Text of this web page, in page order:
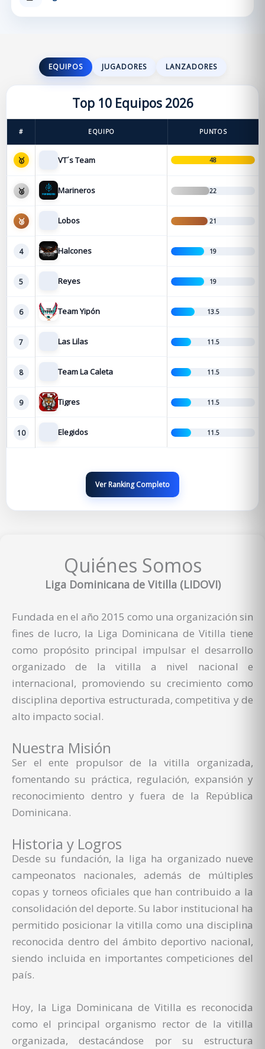
EQUIPOS JUGADORES LANZADORES
Top 10 Equipos 2026
# EQUIPO PUNTOS
🥇 VT´s Team 48
🥈 Marineros 22
🥉 Lobos 21
4 Halcones 19
5 Reyes 19
6 Team Yipón 13.5
7 Las Lilas 11.5
8 Team La Caleta 11.5
9 Tigres 11.5
10 Elegidos 11.5
Ver Ranking Completo
Quiénes Somos
Liga Dominicana de Vitilla (LIDOVI)
Fundada en el año 2015 como una organización sin
fines de lucro, la Liga Dominicana de Vitilla tiene
como propósito principal impulsar el desarrollo
organizado de la vitilla a nivel nacional e
internacional, promoviendo su crecimiento como
disciplina deportiva estructurada, competitiva y de
alto impacto social.
Nuestra Misión
Ser el ente propulsor de la vitilla organizada,
fomentando su práctica, regulación, expansión y
reconocimiento dentro y fuera de la República
Dominicana.
Historia y Logros
Desde su fundación, la liga ha organizado nueve
campeonatos nacionales, además de múltiples
copas y torneos oficiales que han contribuido a la
consolidación del deporte. Su labor institucional ha
permitido posicionar la vitilla como una disciplina
reconocida dentro del ámbito deportivo nacional,
siendo incluida en importantes competiciones del
país.
Hoy, la Liga Dominicana de Vitilla es reconocida
como el principal organismo rector de la vitilla
organizada, destacándose por su estructura